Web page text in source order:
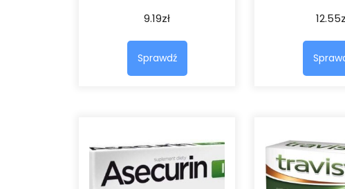
9.19zł
Sprawdź
12.55